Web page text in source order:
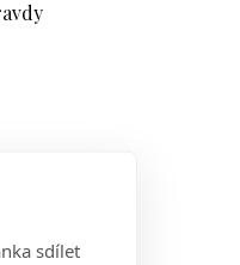
sdílet